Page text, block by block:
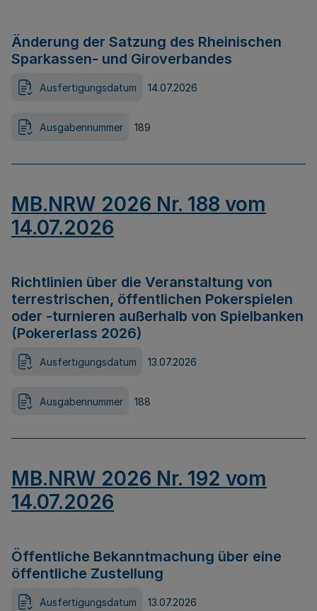
Änderung der Satzung des Rheinischen
Sparkassen- und Giroverbandes
Ausfertigungsdatum 14.07.2026
Ausgabennummer 189
MB.NRW 2026 Nr. 188 vom
14.07.2026
Richtlinien über die Veranstaltung von
terrestrischen, öffentlichen Pokerspielen
oder -turnieren außerhalb von Spielbanken
(Pokererlass 2026)
Ausfertigungsdatum 13.07.2026
Ausgabennummer 188
MB.NRW 2026 Nr. 192 vom
14.07.2026
Öffentliche Bekanntmachung über eine
öffentliche Zustellung
Ausfertigungsdatum 13.07.2026